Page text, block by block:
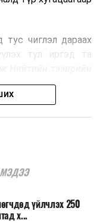
цахилгаан
лагийн
чиглэл дараах
тул иргэд та
үйлчлэх 250
х...